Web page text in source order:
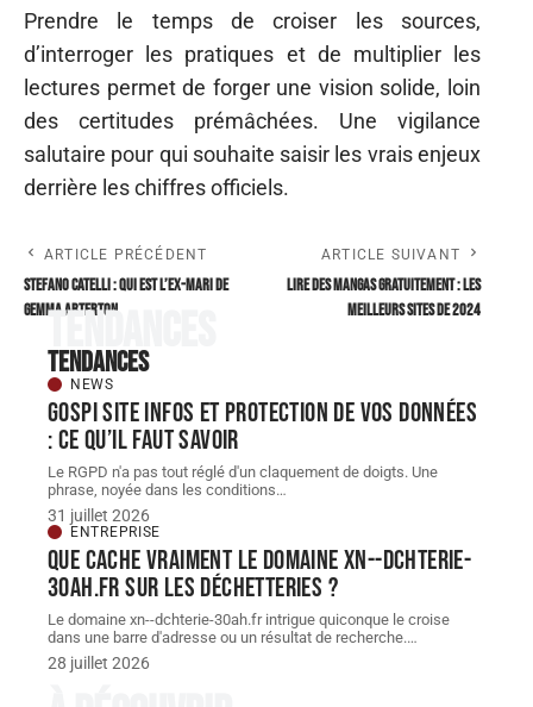
Prendre le temps de croiser les sources,
d’interroger les pratiques et de multiplier les
lectures permet de forger une vision solide, loin
des certitudes prémâchées. Une vigilance
salutaire pour qui souhaite saisir les vrais enjeux
derrière les chiffres officiels.
ARTICLE PRÉCÉDENT
Stefano Catelli : qui est l’ex-Mari de
Gemma Arterton
ARTICLE SUIVANT
Lire des Mangas Gratuitement : Les
Meilleurs Sites de 2024
Tendances
Tendances
NEWS
Gospi site infos et protection de vos données
: ce qu’il faut savoir
Le RGPD n'a pas tout réglé d'un claquement de doigts. Une
phrase, noyée dans les conditions…
31 juillet 2026
ENTREPRISE
Que cache vraiment le domaine xn--dchterie-
30ah.fr sur les déchetteries ?
Le domaine xn--dchterie-30ah.fr intrigue quiconque le croise
dans une barre d'adresse ou un résultat de recherche.…
28 juillet 2026